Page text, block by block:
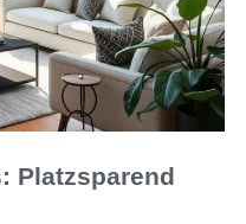
Platzsparend